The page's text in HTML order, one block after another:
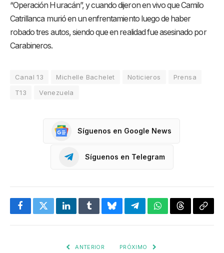
“Operación Huracán”, y cuando dijeron en vivo que Camilo
Catrillanca murió en un enfrentamiento luego de haber
robado tres autos, siendo que en realidad fue asesinado por
Carabineros.
Canal 13 Michelle Bachelet Noticieros
Prensa
T13
Venezuela
Síguenos en Google News
Síguenos en Telegram
FacebookTwitterLinkedInTumblrBlueskyTelegramWhatsApp
Threads
ANTERIOR PRÓXIMO